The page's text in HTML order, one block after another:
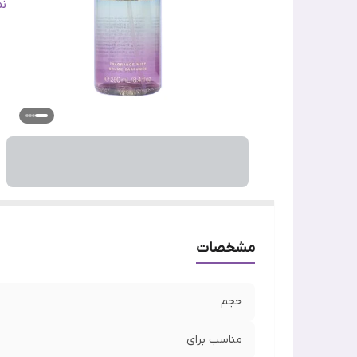
مشخصات
حجم
مناسب برای